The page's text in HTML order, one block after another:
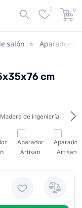
0 0
salón
cm